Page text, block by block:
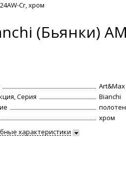
Cr, хром
(Бьянки)
Art&Max
Серия
Bianchi
хром
характеристики